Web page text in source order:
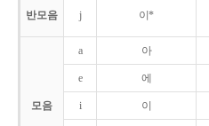
반모음 j 이*
모음
a 아
e 에
i 이